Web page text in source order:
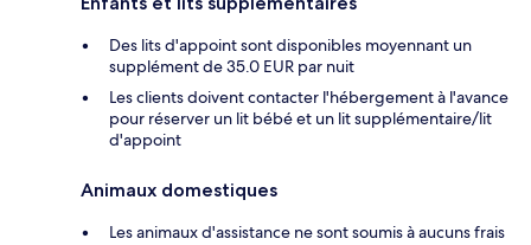
Des lits d'appoint sont disponibles moyennant un
supplément de 35.0 EUR par nuit
Les clients doivent contacter l'hébergement à l'avance
pour réserver un lit bébé et un lit supplémentaire/lit
d'appoint
Animaux domestiques
Les animaux d'assistance ne sont soumis à aucuns frais